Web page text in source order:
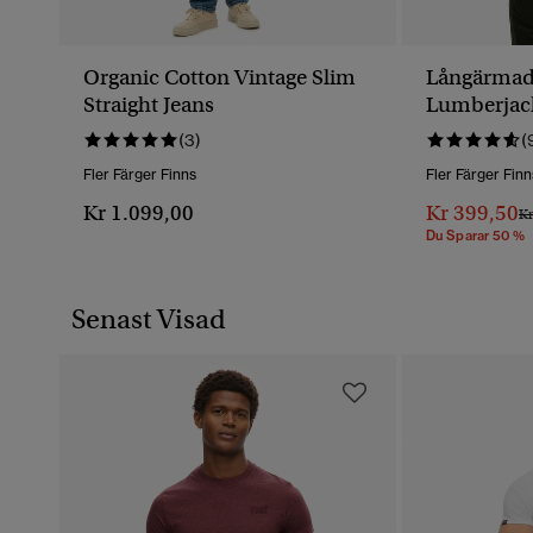
Organic Cotton Vintage Slim
Straight Jeans
(3)
Fler Färger Finns
Kr 1.099,00
Fler Färger
Kr 399,50
Du Sparar 50 %
Senast Visad